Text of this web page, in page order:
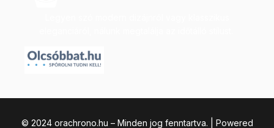
© 2024 orachrono.hu – Minden jog fenntartva. | Powered